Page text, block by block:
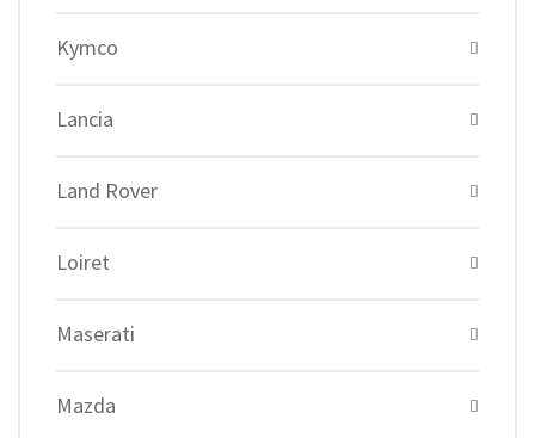
Kymco
Lancia
Land Rover
Loiret
Maserati
Mazda